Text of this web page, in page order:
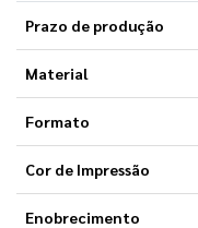
Prazo de produção
Material
Formato
Cor de Impressão
Enobrecimento